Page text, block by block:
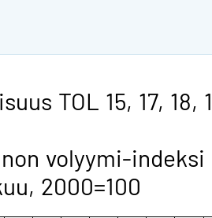
TOL 15, 17, 18,
volyymi-indeksi
2000=100